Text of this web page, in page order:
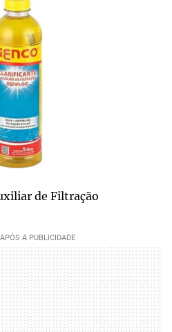
de Filtração